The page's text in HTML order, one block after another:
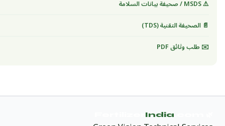
⚠️ MSDS / صحيفة بيانات السلامة
📄 الصحيفة التقنية (TDS)
✉️ طلب وثائق PDF
India